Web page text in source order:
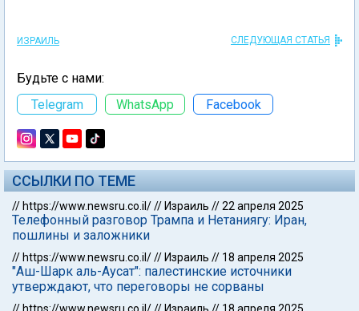
ИЗРАИЛЬ СЛЕДУЮЩАЯ СТАТЬЯ
Будьте с нами:
Telegram
WhatsApp Facebook
ССЫЛКИ ПО ТЕМЕ
// https://www.newsru.co.il/// Израиль //22 апреля 2025
Телефонный разговор Трампа и Нетаниягу: Иран,
пошлины и заложники
// https://www.newsru.co.il/// Израиль // 18 апреля 2025
"Аш-Шарк аль-Аусат": палестинские источники
утверждают, что переговоры не сорваны